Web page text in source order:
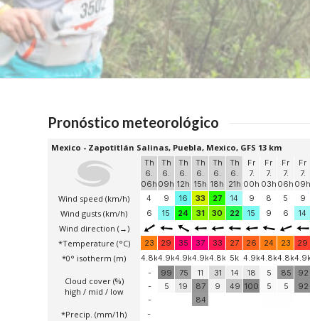
Pronóstico meteorológico